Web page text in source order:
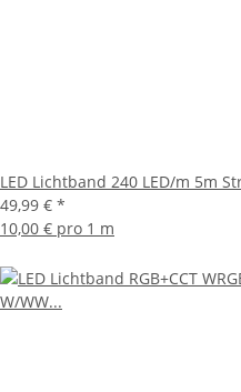
LED Lichtband 240 LED/m 5m
49,99 € *
10,00 € pro 1 m